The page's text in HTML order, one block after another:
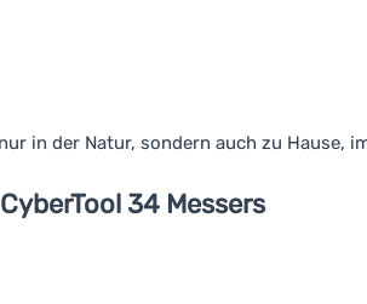
in der Natur, sondern auch zu Hause,
34 Messers